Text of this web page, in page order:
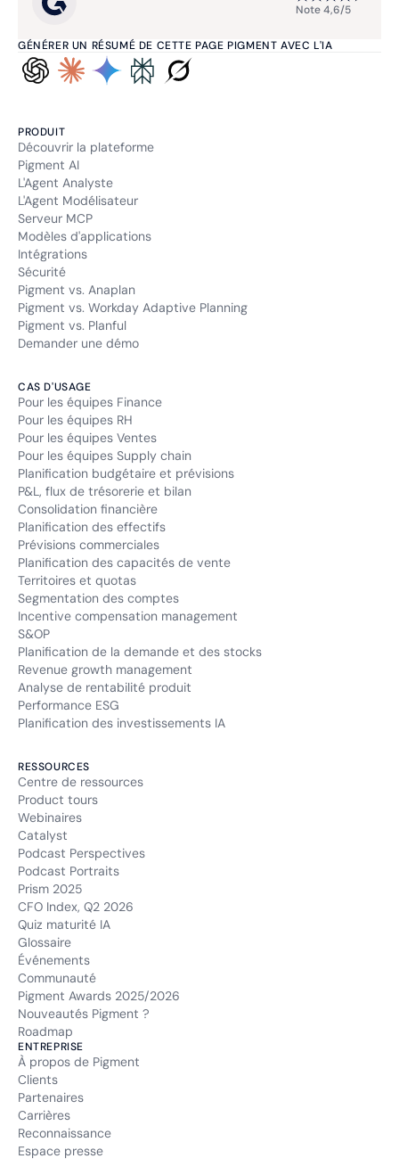
GÉNÉRER UN RÉSUMÉ DE CETTE PAGE PIGMENT AVEC L'IA
Note 4,6/5
PRODUIT
Découvrir la plateforme
Pigment AI
L'Agent Analyste
L'Agent Modélisateur
Serveur MCP
Modèles d'applications
Intégrations
Sécurité
Pigment vs. Anaplan
Pigment vs. Workday Adaptive Planning
Pigment vs. Planful
Demander une démo
CAS D'USAGE
Pour les équipes Finance
Pour les équipes RH
Pour les équipes Ventes
Pour les équipes Supply chain
Planification budgétaire et prévisions
P&L, flux de trésorerie et bilan
Consolidation financière
Planification des effectifs
Prévisions commerciales
Planification des capacités de vente
Territoires et quotas
Segmentation des comptes
Incentive compensation management
S&OP
Planification de la demande et des stocks
Revenue growth management
Analyse de rentabilité produit
Performance ESG
Planification des investissements IA
RESSOURCES
Centre de ressources
Product tours
Webinaires
Catalyst
Podcast Perspectives
Podcast Portraits
Prism 2025
CFO Index, Q2 2026
Quiz maturité IA
Glossaire
Événements
Communauté
Pigment Awards 2025/2026
Nouveautés Pigment ?
Roadmap
ENTREPRISE
À propos de Pigment
Clients
Partenaires
Carrières
Reconnaissance
Espace presse